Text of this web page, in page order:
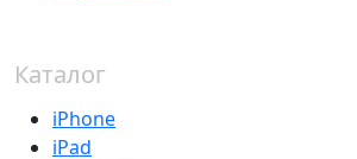
Каталог
iPhone
iPad